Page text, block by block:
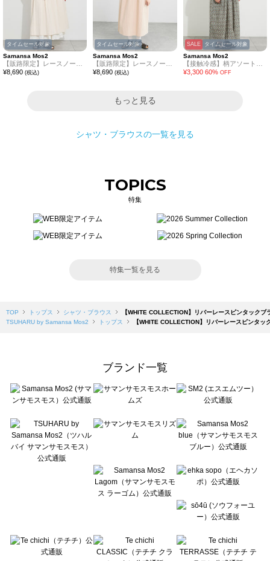
タイムセール対象
Samansa Mos2
¥8,690 (税込)
タイムセール対象
Samansa Mos2
¥8,690 (税込)
SALE タイムセール対象
Samansa Mos2
¥3,300 60% OFF
もっと見る
シャツ・ブラウスの一覧を見る
TOPICS
特集
特集一覧を見る
TOP トップス シャツ・ブラウス
【WHITE COLLECTION】リバーレースピンタックブ
TSUHARU by Samansa Mos2
トップス 【WHITE COLLECTION】リバーレースピンタッ
ブランド一覧